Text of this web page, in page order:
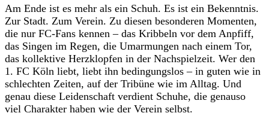
Am Ende ist es mehr als ein Schuh. Es ist ein Bekenntnis.
Zur Stadt. Zum Verein. Zu diesen besonderen Momenten,
die nur FC-Fans kennen – das Kribbeln vor dem Anpfiff,
das Singen im Regen, die Umarmungen nach einem Tor,
das kollektive Herzklopfen in der Nachspielzeit. Wer den
1. FC Köln liebt, liebt ihn bedingungslos – in guten wie in
schlechten Zeiten, auf der Tribüne wie im Alltag. Und
genau diese Leidenschaft verdient Schuhe, die genauso
viel Charakter haben wie der Verein selbst.